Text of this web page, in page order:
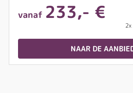
vanaf 233,- €
NAAR DE